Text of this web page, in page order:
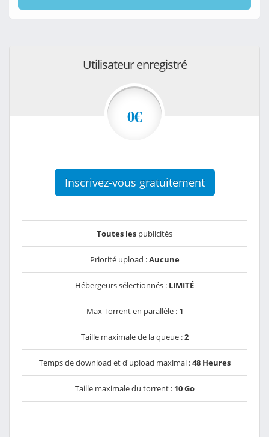
Utilisateur enregistré
0€
Inscrivez-vous gratuitement
Toutes les publicités
Priorité upload :Aucune
Hébergeurs sélectionnés : LIMITÉ
Max Torrent en parallèle : 1
Taille maximale de la queue :2
Temps de download et d'upload maximal :48 Heures
Taille maximale du torrent : 10 Go